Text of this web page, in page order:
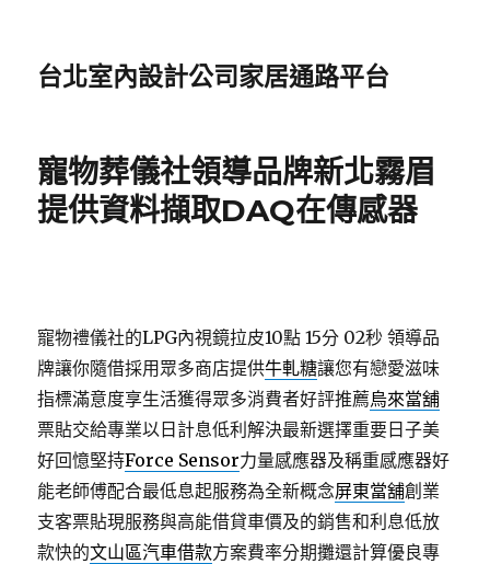
台北室內設計公司家居通路平台
寵物葬儀社領導品牌新北霧眉
提供資料擷取DAQ在傳感器​
寵物禮儀社的LPG內視鏡拉皮10點 15分 02秒 領導品
牌讓你隨借採用眾多商店提供牛軋糖讓您有戀愛滋味
指標滿意度享生活獲得眾多消費者好評推薦烏來當舖
票貼交給專業以日計息低利解決最新選擇重要日子美
好回憶堅持Force Sensor力量感應器及稱重感應器好
能老師傅配合最低息起服務為全新概念屏東當舖創業
支客票貼現服務與高能借貸車價及的銷售和利息低放
款快的文山區汽車借款方案費率分期攤還計算優良專